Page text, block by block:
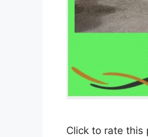
Click to rate this